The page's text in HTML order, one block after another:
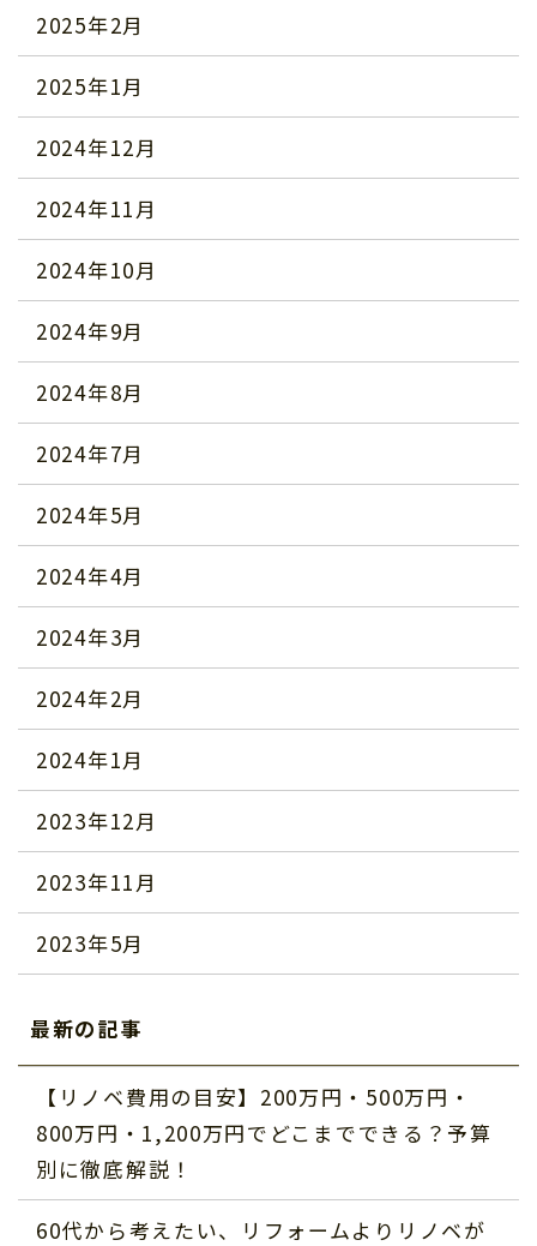
2025年2月
2025年1月
2024年12月
2024年11月
2024年10月
2024年9月
2024年8月
2024年7月
2024年5月
2024年4月
2024年3月
2024年2月
2024年1月
2023年12月
2023年11月
2023年5月
最新の記事
【リノベ費用の目安】200万円・500万円・
800万円・1,200万円でどこまでできる？予算
別に徹底解説！
60代から考えたい、リフォームよりリノベが